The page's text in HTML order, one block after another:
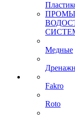
Медные
Fakro
Roto